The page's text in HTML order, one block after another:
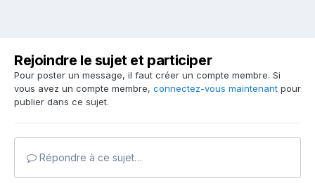
Rejoindre le sujet et participer
Pour poster un message, il faut créer un compte membre. Si
vous avez un compte membre, connectez-vous maintenant pour
publier dans ce sujet.
Répondre à ce sujet…